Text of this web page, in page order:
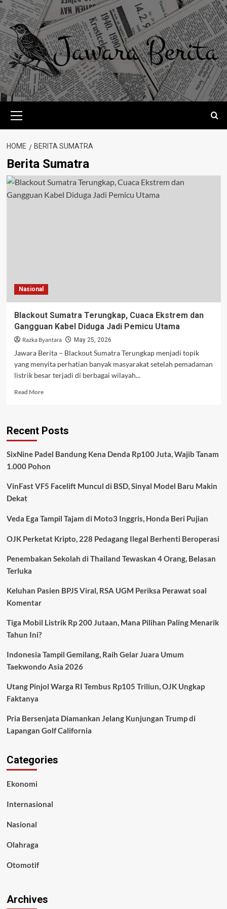
Skip
to
content
Menu
HOME BERITA SUMATRA
Berita Sumatra
Nasional
Blackout Sumatra Terungkap, Cuaca Ekstrem dan
Gangguan Kabel Diduga Jadi Pemicu Utama
Razka Byantara May 25, 2026
Jawara Berita – Blackout Sumatra Terungkap menjadi topik
yang menyita perhatian banyak masyarakat setelah pemadaman
listrik besar terjadi di berbagai wilayah...
Read MoreRead
Sumatra
Ekstrem
dan
Kabel
Pemicu
Utama
Recent Posts
SixNine Padel Bandung Kena Denda Rp100 Juta, Wajib Tanam
1.000 Pohon
VinFast VF5 Facelift Muncul di BSD, Sinyal Model Baru Makin
Dekat
Veda Ega Tampil Tajam di Moto3 Inggris, Honda Beri Pujian
OJK Perketat Kripto, 228 Pedagang Ilegal Berhenti Beroperasi
Penembakan Sekolah di Thailand Tewaskan 4 Orang, Belasan
Terluka
Keluhan Pasien BPJS Viral, RSA UGM Periksa Perawat soal
Komentar
Tiga Mobil Listrik Rp 200 Jutaan, Mana Pilihan Paling Menarik
Tahun Ini?
Indonesia Tampil Gemilang, Raih Gelar Juara Umum
Taekwondo Asia 2026
Utang Pinjol Warga RI Tembus Rp105 Triliun, OJK Ungkap
Faktanya
Pria Bersenjata Diamankan Jelang Kunjungan Trump di
Lapangan Golf California
Categories
Ekonomi
Internasional
Nasional
Olahraga
Otomotif
Archives